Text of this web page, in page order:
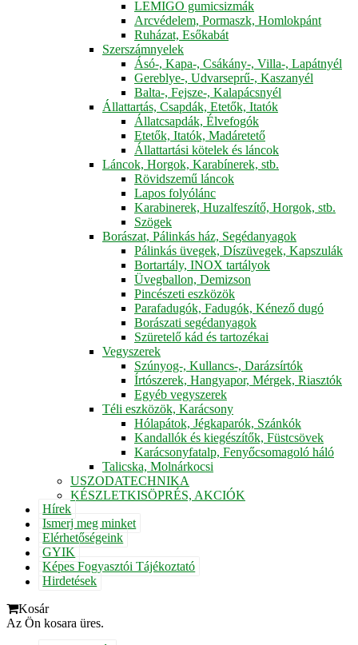
LEMIGO gumicsizmák
Arcvédelem, Pormaszk, Homlokpánt
Ruházat, Esőkabát
Szerszámnyelek
Ásó-, Kapa-, Csákány-, Villa-, Lapátnyél
Gereblye-, Udvarseprű-, Kaszanyél
Balta-, Fejsze-, Kalapácsnyél
Állattartás, Csapdák, Etetők, Itatók
Állatcsapdák, Élvefogók
Etetők, Itatók, Madáretető
Állattartási kötelek és láncok
Láncok, Horgok, Karabínerek, stb.
Rövidszemű láncok
Lapos folyólánc
Karabinerek, Huzalfeszítő, Horgok, stb.
Szögek
Borászat, Pálinkás ház, Segédanyagok
Pálinkás üvegek, Díszüvegek, Kapszulák
Bortartály, INOX tartályok
Üvegballon, Demizson
Pincészeti eszközök
Parafadugók, Fadugók, Kénező dugó
Borászati segédanyagok
Szüretelő kád és tartozékai
Vegyszerek
Szúnyog-, Kullancs-, Darázsírtók
Írtószerek, Hangyapor, Mérgek, Riasztók
Egyéb vegyszerek
Téli eszközök, Karácsony
Hólapátok, Jégkaparók, Szánkók
Kandallók és kiegészítők, Füstcsövek
Karácsonyfatalp, Fenyőcsomagoló háló
Talicska, Molnárkocsi
USZODATECHNIKA
KÉSZLETKISÖPRÉS, AKCIÓK
Hírek
Ismerj meg minket
Elérhetőségeink
GYIK
Képes Fogyasztói Tájékoztató
Hirdetések
Kosár
Az Ön kosara üres.